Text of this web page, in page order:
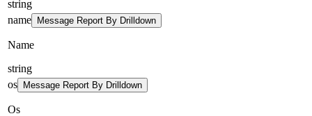
string
name
Message Report By Drilldown
Name
string
os
Message Report By Drilldown
Os